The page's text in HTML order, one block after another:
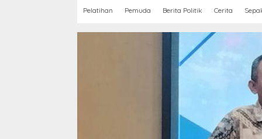
Pelatihan Pemuda Berita Politik Cerita